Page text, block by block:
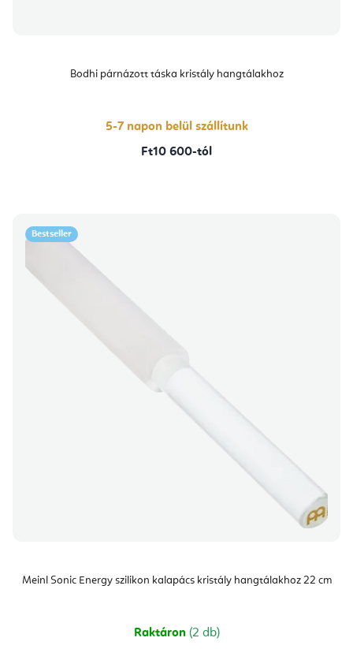
Bodhi párnázott táska kristály hangtálakhoz
5-7 napon belül szállítunk
Ft10 600-tól
Bestseller
Meinl Sonic Energy szilikon kalapács kristály hangtálakhoz 22 cm
Raktáron (2 db)